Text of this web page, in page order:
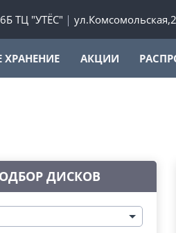
ТЦ "УТЁС"
ХРАНЕНИЕ АКЦИИ
ДИСКОВ